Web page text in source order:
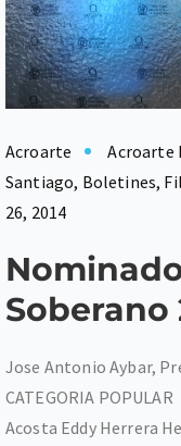
Acroarte Acroarte
Santiago, Boletines,
26, 2014
Soberano
Jose Antonio Aybar,
CATEGORIA
Acosta Eddy Herrera